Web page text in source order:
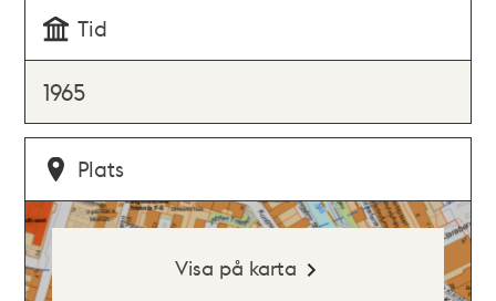
Tid
1965
Plats
Visa på karta